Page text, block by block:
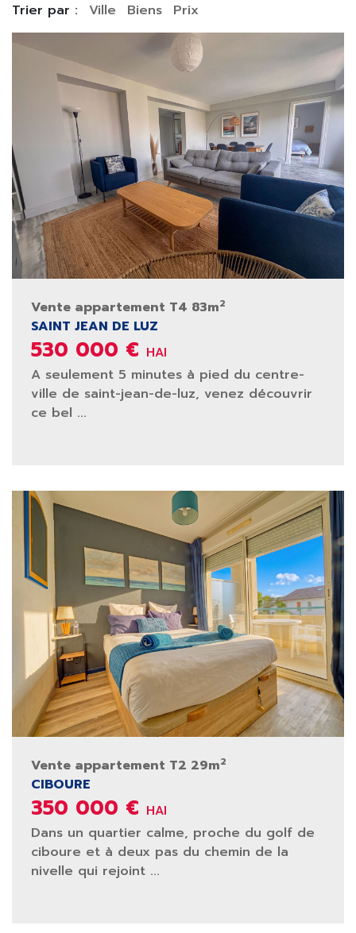
Trier par : Ville Biens Prix
Vente appartement T4 83m2
SAINT JEAN DE LUZ
530 000 € HAI
A seulement 5 minutes à pied du centre-
ville de saint-jean-de-luz, venez découvrir
ce bel ...
Vente appartement T2 29m2
CIBOURE
350 000 € HAI
Dans un quartier calme, proche du golf de
ciboure et à deux pas du chemin de la
nivelle qui rejoint ...